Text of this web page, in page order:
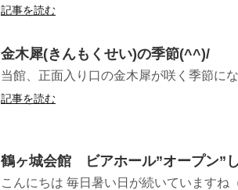
記事を読む
金木犀(きんもくせい)の季節(^^)/
当館、正面入り口の金木犀が咲く季節に
記事を読む
鶴ヶ城会館 ビアホール”オープン”
こんにちは 毎日暑い日が続いていますね